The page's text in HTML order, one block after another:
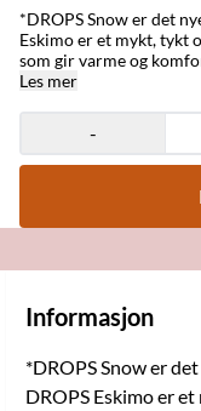
*DROPS Snow er det
Eskimo er et mykt, tykt
som gir varme og
Garnfibrene er
Eskimo er et populært
ensfarget, mix-farger,
trykte farger blir
Tweedfargene har en
tykkelse. I
Drops Løpelengde 50 Sammensetning 100% Ull
Vaskeinstruksjoner Håndvask, maks 30°C, Tørkes flatt, Kan toves
Vekt per nøste
Les mer
-
Informasjon
*DROPS Snow er
DROPS Eskimo er